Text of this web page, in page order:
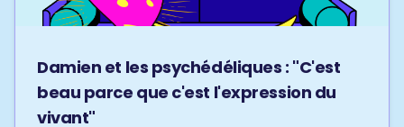
Damien et les psychédéliques : "C'est
beau parce que c'est l'expression du
vivant"